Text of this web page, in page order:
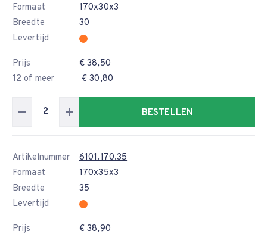
Formaat
170x30x3
Breedte
30
Levertijd
Prijs
€ 38,50
12 of meer
€ 30,80
BESTELLEN
Artikelnummer
6101.170.35
Formaat
170x35x3
Breedte
35
Levertijd
Prijs
€ 38,90